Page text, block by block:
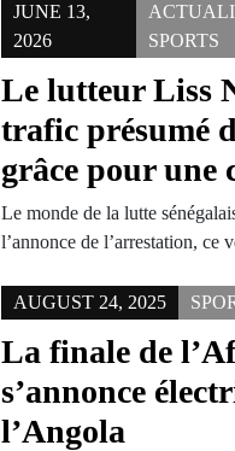
JUNE 13,
2026
SPORTS
Le lutteur Liss
trafic présumé
grâce pour une
Le monde de la lutte
l’annonce de l’arrestation, ce
AUGUST 24, 2025
La finale de
s’annonce
l’Angola